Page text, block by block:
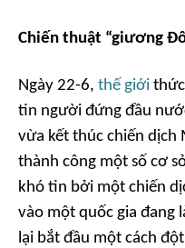
Chiến thuật “giương
Ngày 22-6, thế giới
tin người đứng đầu
vừa kết thúc chiến dịch
thành công một số cơ
khó tin bởi một chiến
vào một quốc gia đang
lại bắt đầu một cách